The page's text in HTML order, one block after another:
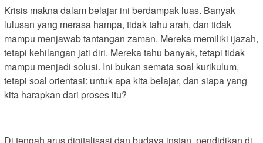
Krisis makna dalam belajar ini berdampak luas. Banyak
lulusan yang merasa hampa, tidak tahu arah, dan tidak
mampu menjawab tantangan zaman. Mereka memiliki ijazah,
tetapi kehilangan jati diri. Mereka tahu banyak, tetapi tidak
mampu menjadi solusi. Ini bukan semata soal kurikulum,
tetapi soal orientasi: untuk apa kita belajar, dan siapa yang
kita harapkan dari proses itu?
Di tengah arus digitalisasi dan budaya instan, pendidikan di